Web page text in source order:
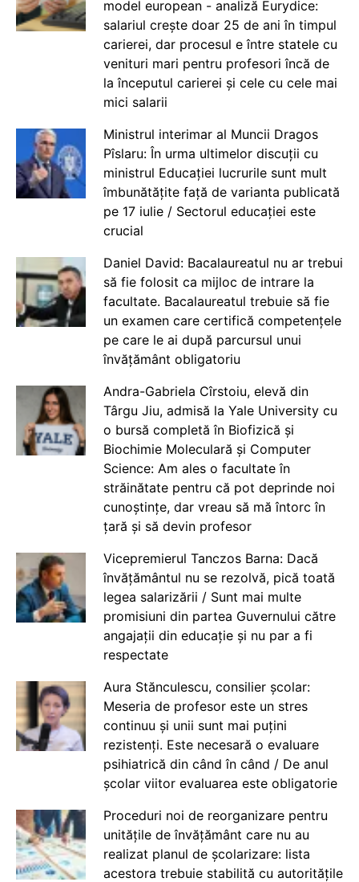
model european - analiză Eurydice:
salariul crește doar 25 de ani în timpul
carierei, dar procesul e între statele cu
venituri mari pentru profesori încă de
la începutul carierei și cele cu cele mai
mici salarii
Ministrul interimar al Muncii Dragos
Pîslaru: În urma ultimelor discuții cu
ministrul Educației lucrurile sunt mult
îmbunătățite față de varianta publicată
pe 17 iulie / Sectorul educației este
crucial
Daniel David: Bacalaureatul nu ar trebui
să fie folosit ca mijloc de intrare la
facultate. Bacalaureatul trebuie să fie
un examen care certifică competențele
pe care le ai după parcursul unui
învățământ obligatoriu
Andra-Gabriela Cîrstoiu, elevă din
Târgu Jiu, admisă la Yale University cu
o bursă completă în Biofizică și
Biochimie Moleculară și Computer
Science: Am ales o facultate în
străinătate pentru că pot deprinde noi
cunoștințe, dar vreau să mă întorc în
țară și să devin profesor
Vicepremierul Tanczos Barna: Dacă
învățământul nu se rezolvă, pică toată
legea salarizării / Sunt mai multe
promisiuni din partea Guvernului către
angajații din educație și nu par a fi
respectate
Aura Stănculescu, consilier școlar:
Meseria de profesor este un stres
continuu și unii sunt mai puțini
rezistenți. Este necesară o evaluare
psihiatrică din când în când / De anul
școlar viitor evaluarea este obligatorie
Proceduri noi de reorganizare pentru
unitățile de învățământ care nu au
realizat planul de școlarizare: lista
acestora trebuie stabilită cu autoritățile